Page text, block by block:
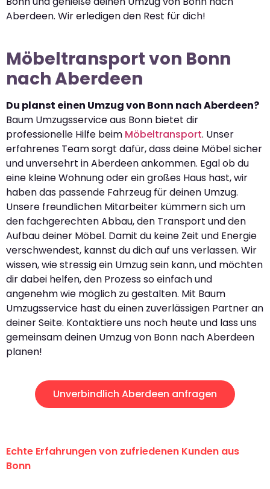
Aberdeen. Wir erledigen den Rest für dich!
Möbeltransport von Bonn
nach Aberdeen
Du planst einen Umzug von Bonn nach Aberdeen?
Baum Umzugsservice aus Bonn bietet dir
professionelle Hilfe beim Möbeltransport. Unser
erfahrenes Team sorgt dafür, dass deine Möbel sicher
und unversehrt in Aberdeen ankommen. Egal ob du
eine kleine Wohnung oder ein großes Haus hast, wir
haben das passende Fahrzeug für deinen Umzug.
Unsere freundlichen Mitarbeiter kümmern sich um
den fachgerechten Abbau, den Transport und den
Aufbau deiner Möbel. Damit du keine Zeit und Energie
verschwendest, kannst du dich auf uns verlassen. Wir
wissen, wie stressig ein Umzug sein kann, und möchten
dir dabei helfen, den Prozess so einfach und
angenehm wie möglich zu gestalten. Mit Baum
Umzugsservice hast du einen zuverlässigen Partner an
deiner Seite. Kontaktiere uns noch heute und lass uns
gemeinsam deinen Umzug von Bonn nach Aberdeen
planen!
Unverbindlich Aberdeen anfragen
Echte Erfahrungen von zufriedenen Kunden aus
Bonn